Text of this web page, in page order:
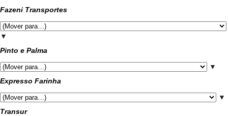
Fazeni Transportes
▼
Pinto e Palma
▼
Expresso Farinha
▼
Transur